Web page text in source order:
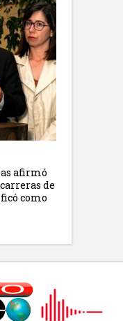
afirmó
de
como